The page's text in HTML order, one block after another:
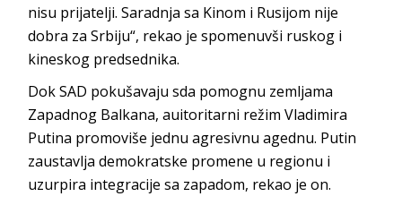
nisu prijatelji. Saradnja sa Kinom i Rusijom nije
dobra za Srbiju“, rekao je spomenuvši ruskog i
kineskog predsednika.
Dok SAD pokušavaju sda pomognu zemljama
Zapadnog Balkana, auitoritarni režim Vladimira
Putina promoviše jednu agresivnu agednu. Putin
zaustavlja demokratske promene u regionu i
uzurpira integracije sa zapadom, rekao je on.